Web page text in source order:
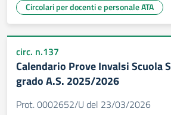
Circolari per docenti e personale ATA
circ. n.137
Calendario Prove Invalsi Scuola
grado A.S. 2025/2026
Prot. 0002652/U del 23/03/2026